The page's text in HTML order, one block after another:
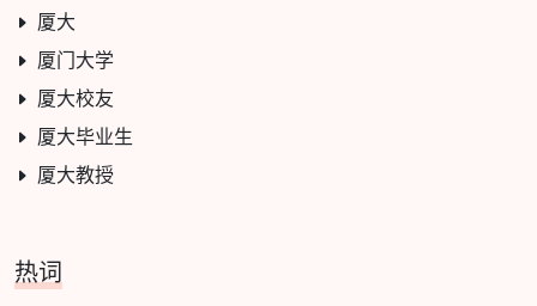
厦大
厦门大学
厦大校友
厦大毕业生
厦大教授
热词